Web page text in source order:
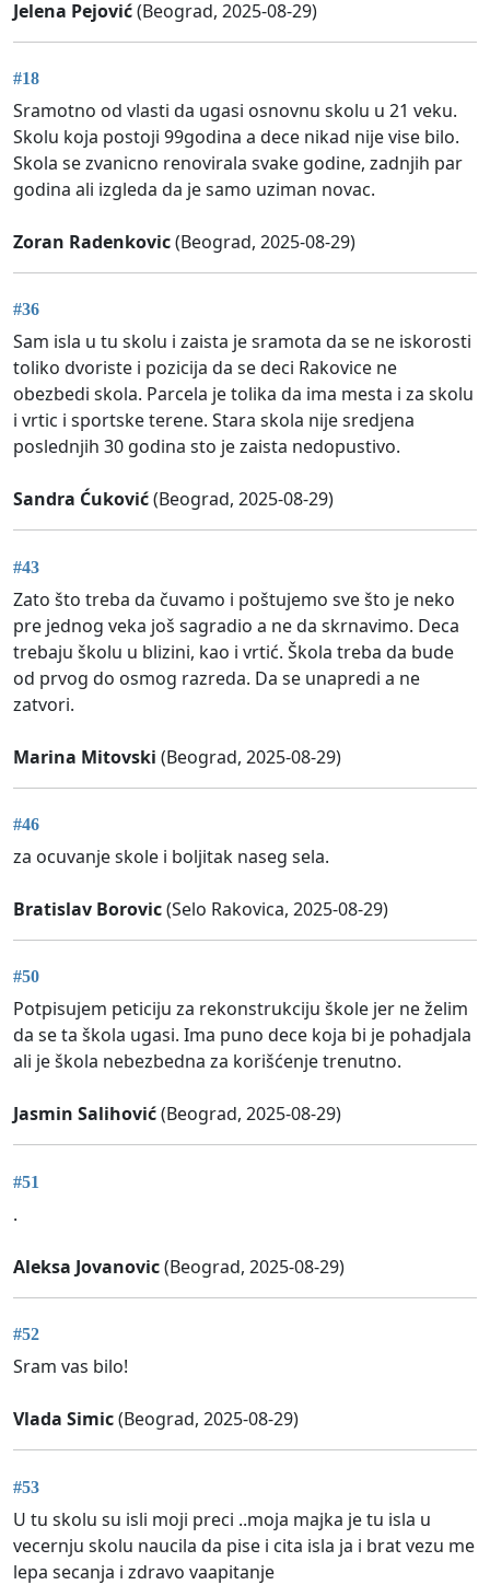
Jelena Pejović(Beograd, 2025-08-29)
#18
Sramotno od vlasti da ugasi osnovnu skolu u 21 veku.
Skolu koja postoji 99godina a dece nikad nije vise bilo.
Skola se zvanicno renovirala svake godine, zadnjih par
godina ali izgleda da je samo uziman novac.
Zoran Radenkovic(Beograd, 2025-08-29)
#36
Sam isla u tu skolu i zaista je sramota da se ne iskorosti
toliko dvoriste i pozicija da se deci Rakovice ne
obezbedi skola. Parcela je tolika da ima mesta i za skolu
i vrtic i sportske terene. Stara skola nije sredjena
poslednjih 30 godina sto je zaista nedopustivo.
Sandra Ćuković(Beograd, 2025-08-29)
#43
Zato što treba da čuvamo i poštujemo sve što je neko
pre jednog veka još sagradio a ne da skrnavimo. Deca
trebaju školu u blizini, kao i vrtić. Škola treba da bude
od prvog do osmog razreda. Da se unapredi a ne
zatvori.
Marina Mitovski (Beograd, 2025-08-29)
#46
za ocuvanje skole i boljitak naseg sela.
Bratislav Borovic(Selo Rakovica, 2025-08-29)
#50
Potpisujem peticiju za rekonstrukciju škole jer ne želim
da se ta škola ugasi. Ima puno dece koja bi je pohadjala
ali je škola nebezbedna za korišćenje trenutno.
Jasmin Salihović(Beograd, 2025-08-29)
#51
.
Aleksa Jovanovic(Beograd, 2025-08-29)
#52
Sram vas bilo!
Vlada Simic(Beograd, 2025-08-29)
#53
U tu skolu su isli moji preci ..moja majka je tu isla u
vecernju skolu naucila da pise i cita isla ja i brat vezu me
lepa secanja i zdravo vaapitanje